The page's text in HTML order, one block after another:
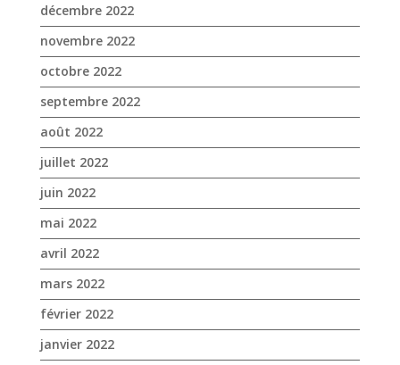
décembre 2022
novembre 2022
octobre 2022
septembre 2022
août 2022
juillet 2022
juin 2022
mai 2022
avril 2022
mars 2022
février 2022
janvier 2022